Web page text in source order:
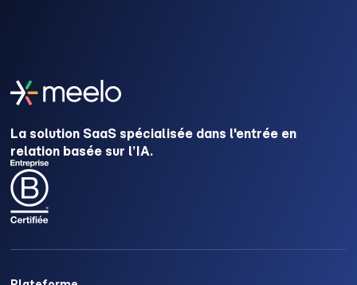
La solution SaaS spécialisée dans l'entrée en
relation basée sur l’IA.